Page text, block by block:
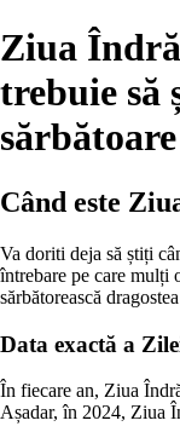
Ziua
trebuie să
Când este
Va doriti deja să știți
întrebare pe care mulți
sărbătorească
Data exactă a
În fiecare an, Ziua
Așadar, în 2024, Ziua